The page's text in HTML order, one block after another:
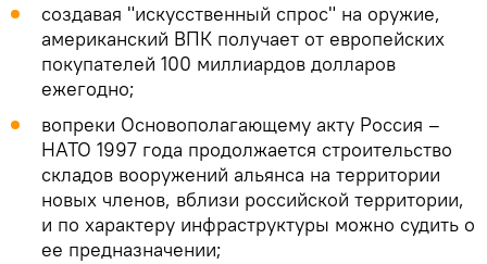
создавая "искусственный спрос" на оружие,
американский ВПК получает от европейских
покупателей 100 миллиардов долларов
ежегодно;
вопреки Основополагающему акту Россия –
НАТО 1997 года продолжается строительство
складов вооружений альянса на территории
новых членов, вблизи российской территории,
и по характеру инфраструктуры можно судить о
ее предназначении;